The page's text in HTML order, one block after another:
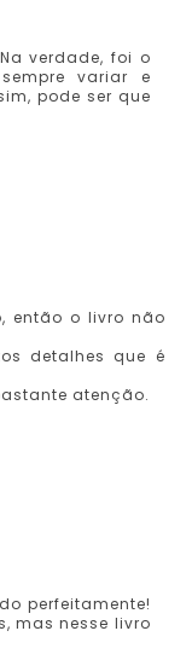
verdade, foi o
variar e
pode ser que
então o livro não
detalhes que é
atenção.
perfeitamente!
mas nesse livro